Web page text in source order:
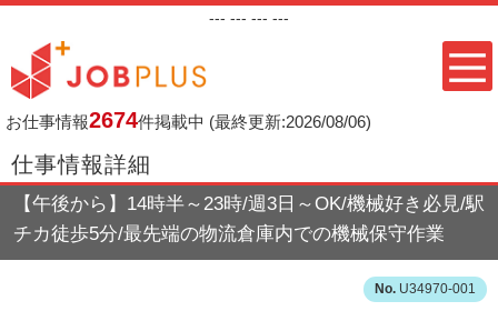
--- --- --- ---
お仕事情報2674件掲載中 (最終更新:2026/08/06)
仕事情報詳細
【午後から】14時半～23時/週3日～OK/機械好き必見/駅
チカ徒歩5分/最先端の物流倉庫内での機械保守作業
U34970-001